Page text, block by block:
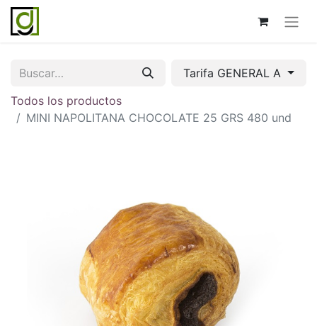
Tarifa GENERAL A
Todos los productos
MINI NAPOLITANA CHOCOLATE 25 GRS 480 und